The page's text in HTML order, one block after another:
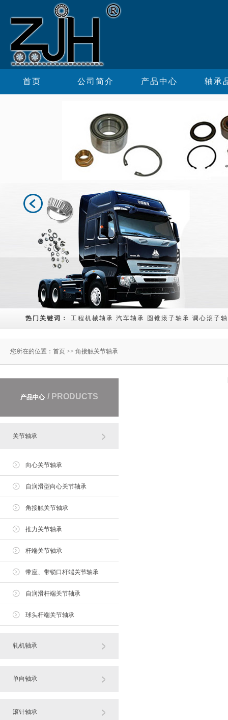
首页 公司简介 产品中心 轴承
热门关键词： 工程机械轴承 汽车轴承 圆锥滚子轴承 调心滚子
您所在的位置： 首页 >> 角接触关节轴承
产品中心 / PRODUCTS
关节轴承
向心关节轴承
自润滑型向心关节轴承
角接触关节轴承
推力关节轴承
杆端关节轴承
带座、带锁口杆端关节轴承
自润滑杆端关节轴承
球头杆端关节轴承
轧机轴承
单向轴承
滚针轴承